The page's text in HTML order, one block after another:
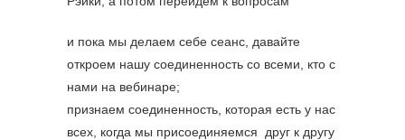
и пока мы делаем себе сеанс, давайте
откроем нашу соединенность со всеми, кто с
нами на вебинаре;
признаем соединенность, которая есть у нас
всех, когда мы присоединяемся друг к другу